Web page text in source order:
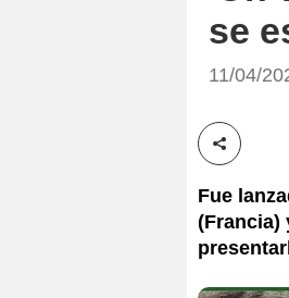
se
11/04/
Fue
(Francia)